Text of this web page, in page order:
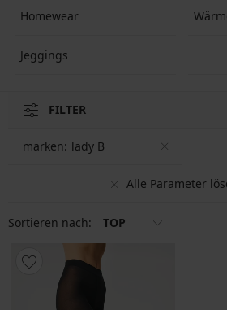
Homewear
Jeggings
FILTER
Alle Parameter
marken: lady B
Sortieren nach: TOP